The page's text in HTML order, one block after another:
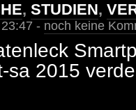
, STUDIEN,
- noch keine
sa 2015